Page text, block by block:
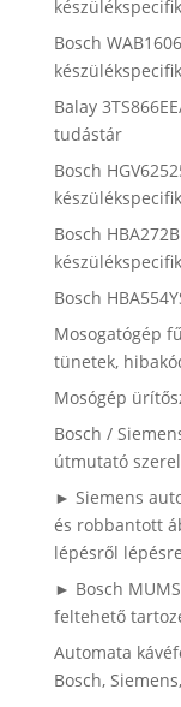
Bosch
Balay
tudástár
Bosch
Bosch
Bosch
Mosogatógép
tünetek,
Mosógép
Bosch /
útmutató
► Siemens
és robbantott
lépésről lépésre
► Bosch
feltehető
Automata
Bosch,